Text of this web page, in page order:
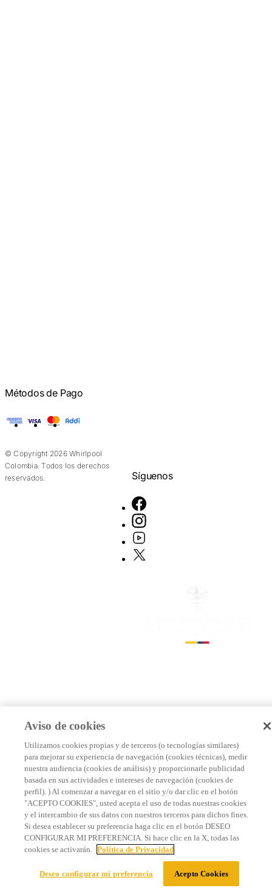
Métodos de Pago
American Express
Visa Mastercard
© Copyright 2026 Whirlpool
Colombia. Todos los derechos
reservados.
Síguenos
Aviso de cookies
Utilizamos cookies propias y de terceros (o tecnologías similares)
para mejorar su experiencia de navegación (cookies técnicas), medir
nuestra audiencia (cookies de análisis) y proporcionarle publicidad
basada en sus actividades e intereses de navegación (cookies de
perfil). ) Al comenzar a navegar en el sitio y/o dar clic en el botón
"ACEPTO COOKIES", usted acepta el uso de todas nuestras cookies
y el intercambio de sus datos con nuestros terceros para dichos fines.
Si desea establecer su preferencia haga clic en el botón DESEO
CONFIGURAR MI PREFERENCIA. Si hace clic en la X, todas las
cookies se activarán. Política de Privacidad
Deseo configurar mi preferencia Acepto Cookies